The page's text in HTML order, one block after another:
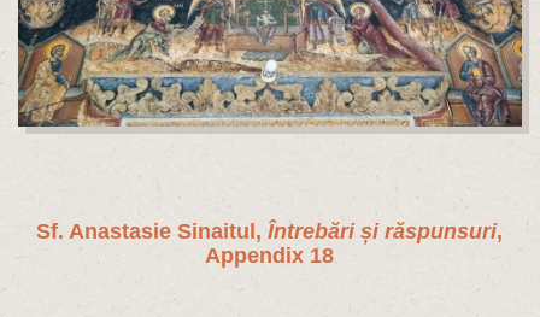
Sf. Anastasie Sinaitul,Întrebări și răspunsuri,
Appendix 18